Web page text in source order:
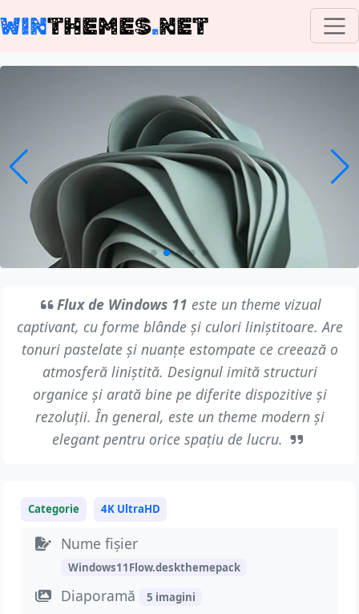
WINTHEMES.NET
Flux de Windows 11 este un theme vizual
captivant, cu forme blânde și culori liniștitoare. Are
tonuri pastelate și nuanțe estompate ce creează o
atmosferă liniștită. Designul imită structuri
organice și arată bine pe diferite dispozitive și
rezoluții. În general, este un theme modern și
elegant pentru orice spațiu de lucru.
Categorie 4K UltraHD
Nume fișier
Windows11Flow.deskthemepack
Diaporamă 5 imagini